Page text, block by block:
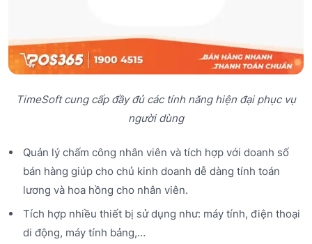
TimeSoft cung cấp đầy đủ các tính năng hiện đại phục vụ
người dùng
Quản lý chấm công nhân viên và tích hợp với doanh số
bán hàng giúp cho chủ kinh doanh dễ dàng tính toán
lương và hoa hồng cho nhân viên.
Tích hợp nhiều thiết bị sử dụng như: máy tính, điện thoại
di động, máy tính bảng,…